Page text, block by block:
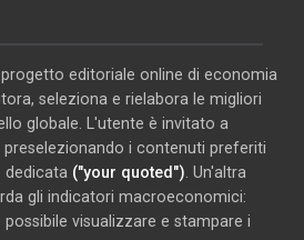
editoriale online di economia
seleziona e rielabora le migliori
globale. L'utente è invitato a
i contenuti preferiti
dedicata ("your quoted") . Un'altra
gli indicatori macroeconomici:
visualizzare e stampare i